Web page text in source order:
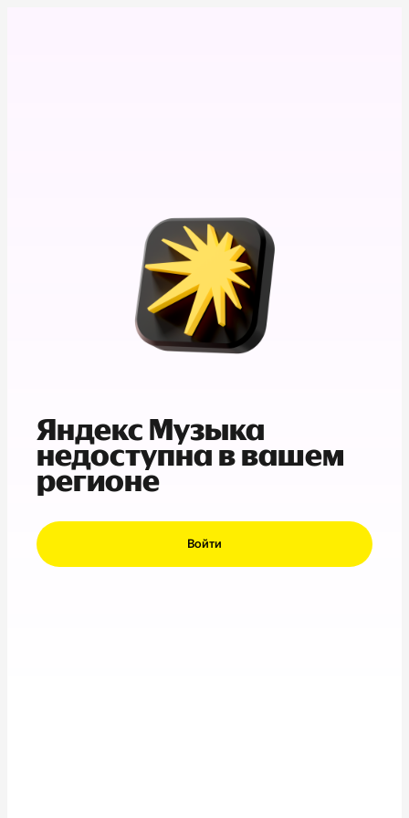
Яндекс Музыка
недоступна в вашем
регионе
Войти